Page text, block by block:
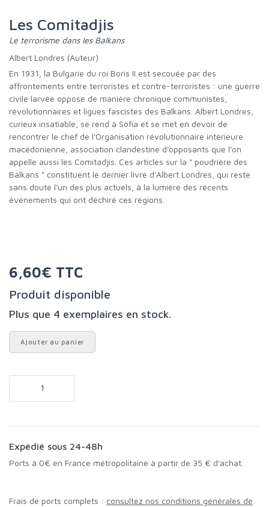
Les Comitadjis
Le terrorisme dans les Balkans
Albert Londres (Auteur)
En 1931, la Bulgarie du roi Boris II est secouée par des
affrontements entre terroristes et contre-terroristes : une guerre
civile larvée oppose de manière chronique communistes,
révolutionnaires et ligues fascistes des Balkans. Albert Londres,
curieux insatiable, se rend à Sofia et se met en devoir de
rencontrer le chef de l'Organisation révolutionnaire intérieure
macédonienne, association clandestine d'opposants que l'on
appelle aussi les Comitadjis. Ces articles sur la " poudrière des
Balkans " constituent le dernier livre d'Albert Londres, qui reste
sans doute l'un des plus actuels, à la lumière des récents
événements qui ont déchiré ces régions.
6,60€ TTC
Produit disponible
Plus que 4 exemplaires en stock.
Ajouter au panier
Expédié sous 24-48h
Ports à 0€ en France métropolitaine à partir de 35 € d'achat.
Frais de ports complets : consultez nos conditions générales de